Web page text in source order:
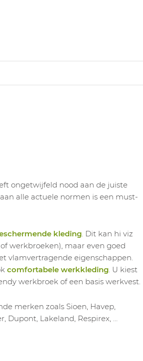
ongetwijfeld nood aan de juiste
alle actuele normen is een must-
kleding. Dit kan hi viz
werkbroeken), maar even goed
vlamvertragende eigenschappen.
comfortabele werkkleding. U kiest
werkbroek of een basis werkvest.
merken zoals Sioen, Havep,
Dupont, Lakeland, Respirex, …